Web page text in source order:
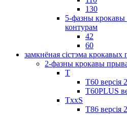
130
5-фазны крокавы
контурам
42
60
замкнёная сістэма крокавых
2-фазны крокавы
T
Т60 версія
T60PLUS
TxxS
Т86 версія